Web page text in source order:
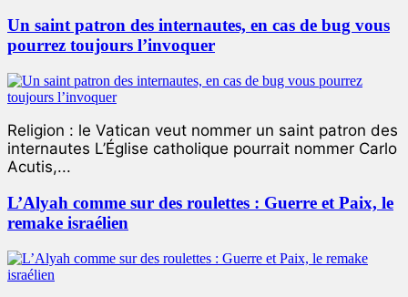
Un saint patron des internautes, en cas de bug vous
pourrez toujours l’invoquer
Religion : le Vatican veut nommer un saint patron des
internautes L’Église catholique pourrait nommer Carlo
Acutis,...
L’Alyah comme sur des roulettes : Guerre et Paix, le
remake israélien